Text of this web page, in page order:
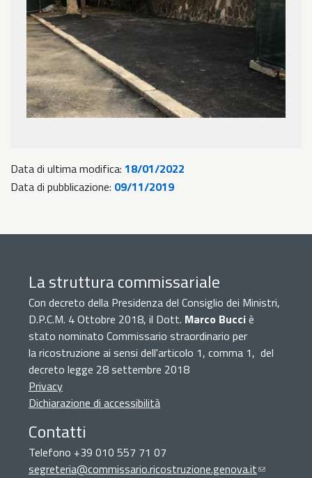
Data di ultima modifica: 18/01/2022
Data di pubblicazione: 09/11/2019
La struttura commissariale
Con decreto della Presidenza del Consiglio dei Ministri,
D.P.C.M. 4 Ottobre 2018, il Dott. Marco Bucciè
stato nominato Commissario straordinario per
la ricostruzione ai sensi dell'articolo 1, comma 1, del
decreto legge 28 settembre 2018
Privacy
Dichiarazione di accessibilità
Contatti
Telefono +39 010 557 71 07
segreteria@commissario.ricostruzione.genova.it(link